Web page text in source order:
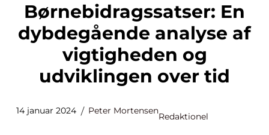
Børnebidragssatser: En
dybdegående analyse af
vigtigheden og
udviklingen over tid
14 januar 2024 Peter Mortensen
Redaktionel